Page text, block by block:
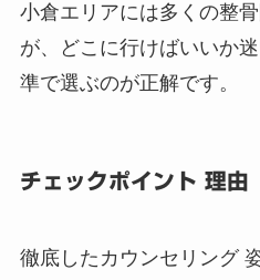
小倉エリアには多くの整
が、どこに行けばいいか
準で選ぶのが正解です。
チェックポイント 理由
徹底したカウンセリング